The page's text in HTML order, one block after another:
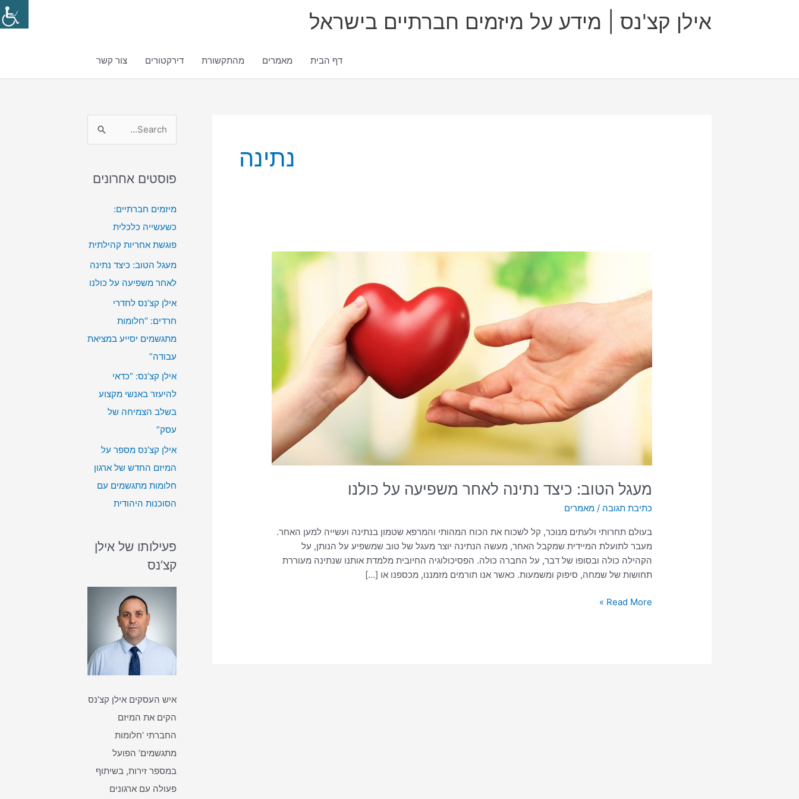
אילן קצ'נס | מידע על מיזמים חברתיים בישראל
דף הבית מאמרים מהתקשורת דירקטורים צור קשר
נתינה
מעגל הטוב: כיצד נתינה לאחר משפיעה על כולנו
כתיבת תגובה /מאמרים
בעולם תחרותי ולעתים מנוכר, קל לשכוח את הכוח המהותי והמרפא שטמון בנתינה ועשייה למען האחר.
מעבר לתועלת המיידית שמקבל האחר, מעשה הנתינה יוצר מעגל של טוב שמשפיע על הנותן, על
הקהילה כולה ובסופו של דבר, על החברה כולה. הפסיכולוגיה החיובית מלמדת אותנו שנתינה מעוררת
תחושות של שמחה, סיפוק ומשמעות. כאשר אנו תורמים מזמננו, מכספנו או […]
נתינה
כולנו
Read More »
rפוסטים אחרונים
מיזמים חברתיים:
כשעשייה כלכלית
פוגשת אחריות קהילתית
מעגל הטוב: כיצד נתינה
לאחר משפיעה על כולנו
אילן קצ’נס לחדרי
חרדים: “חלומות
מתגשמים יסייע במציאת
עבודה”
אילן קצ’נס: “כדאי
להיעזר באנשי מקצוע
בשלב הצמיחה של
עסק”
אילן קצ’נס מספר על
המיזם החדש של ארגון
חלומות מתגשמים עם
הסוכנות היהודית
פעילותו של אילן
קצ’נס
איש העסקים אילן קצ’נס
הקים את המיזם
החברתי ‘חלומות
מתגשמים’ הפועל
במספר זירות, בשיתוף
פעולה עם ארגונים